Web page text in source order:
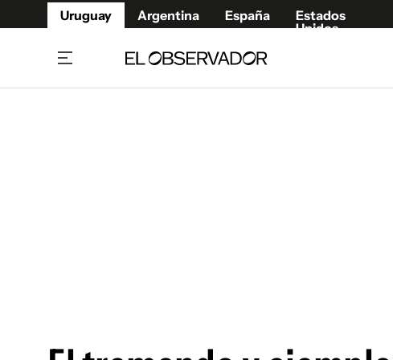
Uruguay Argentina España
Estados
Unidos